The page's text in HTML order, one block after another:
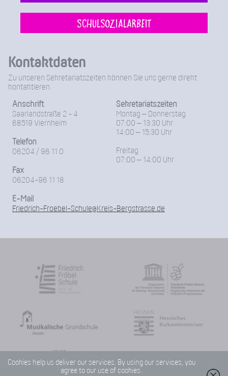
Schulsozialarbeit
Kontaktdaten
Zu unseren Sekretariatszeiten können Sie uns gerne direkt
kontaktieren.
Anschrift
Saarlandstraße 2 - 4
68519 Viernheim
Telefon
06204 / 96 11 0
Fax
06204-96 11 18
Sekretariatszeiten
Montag – Donnerstag
07:00 – 13:30 Uhr
14:00 – 15:30 Uhr
Freitag
07:00 – 14:00 Uhr
E-Mail
Friedrich-Froebel-Schule@Kreis-Bergstrasse.de
Cookies help us deliver our services. By using our services, you
agree to our use of cookies.